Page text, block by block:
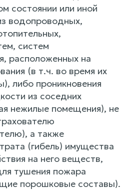
состоянии или иной
водопроводных,
систем
расположенных на
(в т.ч. во время их
либо проникновения
из соседних
нежилые помещения), не
а также
(гибель) имущества
на него веществ,
тушения пожара
порошковые составы).